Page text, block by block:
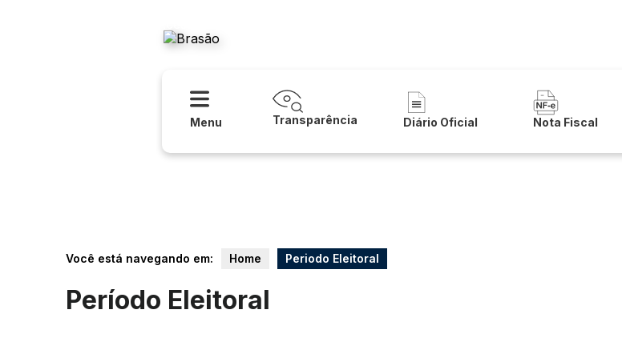
Menu Transparência Diário Oficial Nota Fiscal
Você está navegando em: Home Periodo Eleitoral
Período Eleitoral